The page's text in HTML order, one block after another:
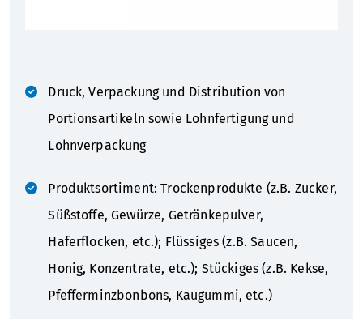
Druck, Verpackung und Distribution von
Portionsartikeln sowie Lohnfertigung und
Lohnverpackung
Produktsortiment: Trockenprodukte (z.B. Zucker,
Süßstoffe, Gewürze, Getränkepulver,
Haferflocken, etc.); Flüssiges (z.B. Saucen,
Honig, Konzentrate, etc.); Stückiges (z.B. Kekse,
Pfefferminzbonbons, Kaugummi, etc.)